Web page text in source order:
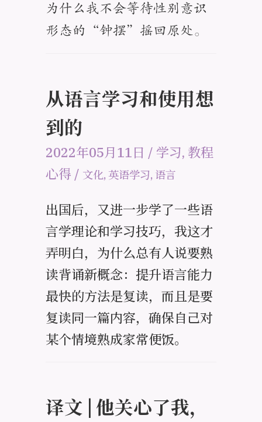
为什么我不会等待性别意识
形态的“钟摆”摇回原处。
从语言学习和使用想
到的
2022年05月11日 / 学习, 教程
心得 / 文化, 英语学习, 语言
出国后，又进一步学了一些语
言学理论和学习技巧，我这才
弄明白，为什么总有人说要熟
读背诵新概念：提升语言能力
最快的方法是复读，而且是要
复读同一篇内容，确保自己对
某个情境熟成家常便饭。
译文 | 他关心了我，